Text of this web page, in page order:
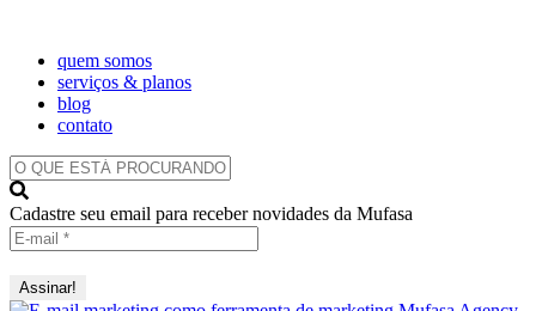
quem somos
serviços & planos
blog
contato
O
QUE
ESTÁ
PROCURANDO?
Cadastre seu email para receber novidades da Mufasa